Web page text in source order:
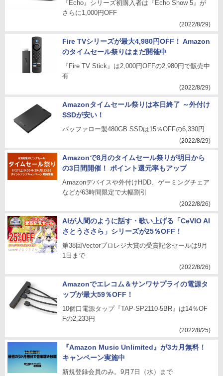
『Echo』シリーズ初購入者は『Echo Show 5』が
さらに1,000円OFF
(2022/8/29)
Fire TVシリーズが最大4,980円OFF！ Amazon
のタイムセール祭りはまだ開催中
『Fire TV Stick』は2,000円OFFの2,980円で販売中
有
(2022/8/29)
Amazonタイムセール祭りは本日終了 ～外付け
SSDが安い！
バッファロー製480GB SSDは15％OFFの6,330円
(2022/8/29)
Amazonで8月のタイムセール祭りが明日から
の3日間開催！ ポイント還元率もアップ
Amazonデバイスや外付けHDD、ゲーミングチェア
などが63時間限定で大幅割引
(2022/8/26)
AIが人間のように話す・歌い上げる「CeVIO AI
さとうささら」シリーズが25％OFF！
第38回Vectorプロレジ大賞の受賞記念セールは9月
1日まで
(2022/8/26)
Amazonでエレコム＆サンワサプライの電源タ
ップが最大59％OFF！
10個口電源タップ『TAP-SP2110-5BR』は14％OF
Fの2,233円
(2022/8/25)
『Amazon Music Unlimited』が3カ月無料！
キャンペーン実施中
新規登録会員のみ。9月7日（水）まで